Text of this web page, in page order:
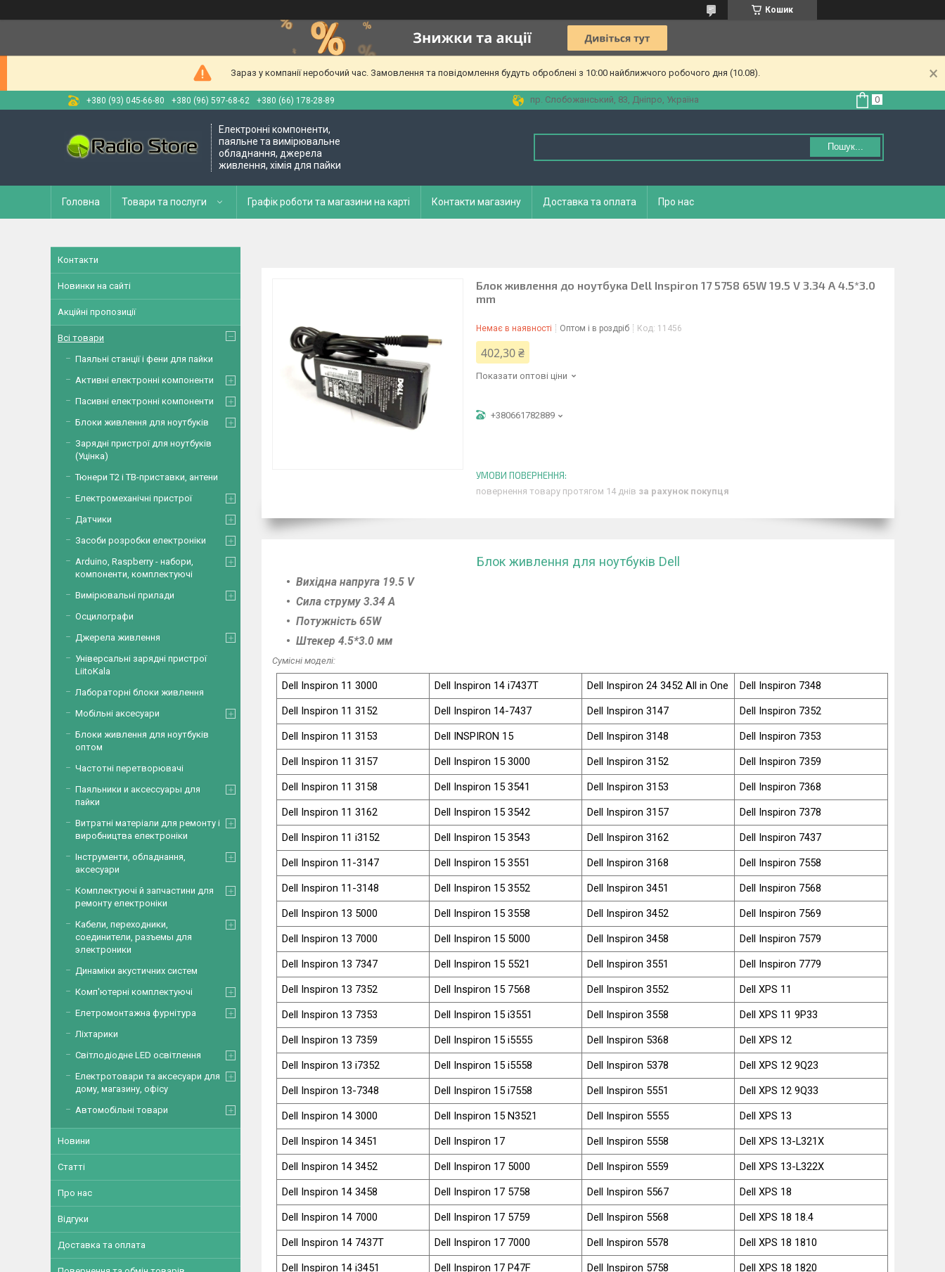
Кошик
Зараз у компанії неробочий час. Замовлення та повідомлення будуть оброблені з 10:00 найближчого робочого дня (10.08).
+380 (93) 045-66-80 +380 (96) 597-68-62 +380 (66) 178-28-89 пр. Слобожанський, 83, Дніпро, Україна
Електронні компоненти,
паяльне та вимірювальне
обладнання, джерела
живлення, хімія для пайки
Пошук...
Головна Товари та послуги Графік роботи та магазини на карті Контакти магазину Доставка та оплата Про нас
Блок живлення до ноутбука Dell Inspiron 17 5758 65W 19.5 V 3.34 A 4.5*3.0
mm
Немає в наявності Оптом і в роздріб Код: 11456
402,30 ₴
Показати оптові ціни
+380661782889
повернення товару протягом 14 днів за рахунок покупця
Блок живлення для ноутбуків Dell
Вихідна напруга 19.5 V
Сила струму 3.34 A
Потужність 65W
Штекер 4.5*3.0 мм
Сумісні моделі:
Dell Inspiron 11 3000 Dell Inspiron 14 i7437T Dell Inspiron 24 3452 All in One
Dell Inspiron 7348
Dell Inspiron 11 3152
Dell Inspiron 14-7437 Dell Inspiron 3147
Dell Inspiron 7352
Dell Inspiron 11 3153
Dell INSPIRON 15 Dell Inspiron 3148
Dell Inspiron 7353
Dell Inspiron 11 3157
Dell Inspiron 15 3000 Dell Inspiron 3152
Dell Inspiron 7359
Dell Inspiron 11 3158
Dell Inspiron 15 3541 Dell Inspiron 3153
Dell Inspiron 7368
Dell Inspiron 11 3162
Dell Inspiron 15 3542 Dell Inspiron 3157
Dell Inspiron 7378
Dell Inspiron 11 i3152
Dell Inspiron 15 3543 Dell Inspiron 3162
Dell Inspiron 7437
Dell Inspiron 11-3147
Dell Inspiron 15 3551 Dell Inspiron 3168
Dell Inspiron 7558
Dell Inspiron 11-3148
Dell Inspiron 15 3552 Dell Inspiron 3451
Dell Inspiron 7568
Dell Inspiron 13 5000
Dell Inspiron 15 3558 Dell Inspiron 3452
Dell Inspiron 7569
Dell Inspiron 13 7000
Dell Inspiron 15 5000 Dell Inspiron 3458
Dell Inspiron 7579
Dell Inspiron 13 7347
Dell Inspiron 15 5521 Dell Inspiron 3551
Dell Inspiron 7779
Dell Inspiron 13 7352
Dell Inspiron 15 7568 Dell Inspiron 3552
Dell XPS 11
Dell Inspiron 13 7353
Dell Inspiron 15 i3551 Dell Inspiron 3558
Dell XPS 11 9P33
Dell Inspiron 13 7359
Dell Inspiron 15 i5555 Dell Inspiron 5368
Dell XPS 12
Dell Inspiron 13 i7352
Dell Inspiron 15 i5558 Dell Inspiron 5378
Dell XPS 12 9Q23
Dell Inspiron 13-7348
Dell Inspiron 15 i7558 Dell Inspiron 5551
Dell XPS 12 9Q33
Dell Inspiron 14 3000
Dell Inspiron 15 N3521 Dell Inspiron 5555
Dell XPS 13
Dell Inspiron 14 3451
Dell Inspiron 17 Dell Inspiron 5558
Dell XPS 13-L321X
Dell Inspiron 14 3452
Dell Inspiron 17 5000 Dell Inspiron 5559
Dell XPS 13-L322X
Dell Inspiron 14 3458
Dell Inspiron 17 5758 Dell Inspiron 5567
Dell XPS 18
Dell Inspiron 14 7000
Dell Inspiron 17 5759 Dell Inspiron 5568
Dell XPS 18 18.4
Dell Inspiron 14 7437T
Dell Inspiron 17 7000 Dell Inspiron 5578
Dell XPS 18 1810
Dell Inspiron 14 i3451
Dell Inspiron 17 P47F Dell Inspiron 5758
Dell XPS 18 1820
Контакти
Новинки на сайті
Акційні пропозиції
Всі товари
Паяльні станції і фени для пайки
Активні електронні компоненти
Пасивні електронні компоненти
Блоки живлення для ноутбуків
Зарядні пристрої для ноутбуків
(Уцінка)
Тюнери Т2 і ТВ-приставки, антени
Електромеханічні пристрої
Датчики
Засоби розробки електроніки
Arduino, Raspberry - набори,
компоненти, комплектуючі
Вимірювальні прилади
Осцилографи
Джерела живлення
Універсальні зарядні пристрої
LiitoKala
Лабораторні блоки живлення
Мобільні аксесуари
Блоки живлення для ноутбуків
оптом
Частотні перетворювачі
Паяльники и аксессуары для
пайки
Витратні матеріали для ремонту і
виробництва електроніки
Інструменти, обладнання,
аксесуари
Комплектуючі й запчастини для
ремонту електроніки
Кабели, переходники,
соединители, разъемы для
электроники
Динаміки акустичних систем
Комп'ютерні комплектуючі
Елетромонтажна фурнітура
Ліхтарики
Світлодіодне LED освітлення
Електротовари та аксесуари для
дому, магазину, офісу
Автомобільні товари
Новини
Статті
Про нас
Відгуки
Доставка та оплата